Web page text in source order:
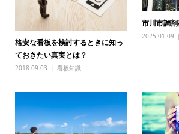
格安な看板を検討するときに知っ
ておきたい真実とは？
2018.09.03 看板知識
市川市調
2025.01.09